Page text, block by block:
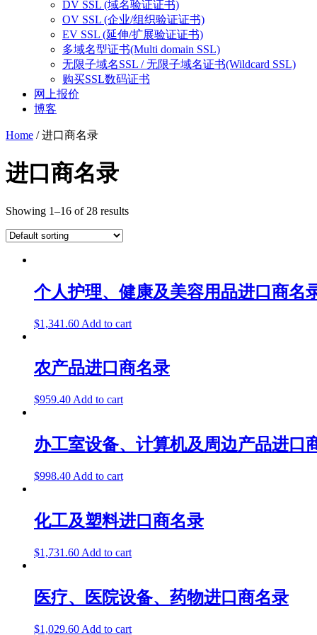
DV SSL (域名验证证书)
OV SSL (企业/组织验证证书)
EV SSL (延伸/扩展验证证书)
多域名型证书(Multi domain SSL)
无限子域名SSL / 无限子域名证书(Wildcard SSL)
购买SSL数码证书
网上报价
博客
Home / 进口商名录
进口商名录
Showing 1–16 of 28 results
个人护理、健康及美容用品进口商名
$1,341.60 Add to cart
农产品进口商名录
$959.40 Add to cart
办工室设备、计算机及周边产品进口
$998.40 Add to cart
化工及塑料进口商名录
$1,731.60 Add to cart
医疗、医院设备、药物进口商名录
$1,029.60 Add to cart